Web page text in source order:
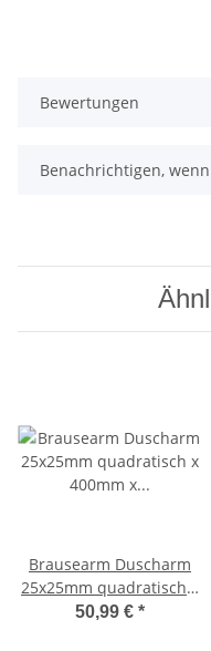
Bewertungen
Benachrichtigen,
Brausearm Duscharm
25x25mm quadratisch x
400mm x 1/2",
50,99 € *